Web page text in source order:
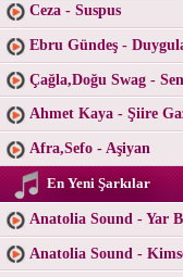
Ceza - Suspus
Ebru Gündeş -
Çağla,Doğu Swag -
Ahmet Kaya - Şiire
Afra,Sefo - Aşiyan
En Yeni Şarkılar
Anatolia Sound - Yar
Anatolia Sound -